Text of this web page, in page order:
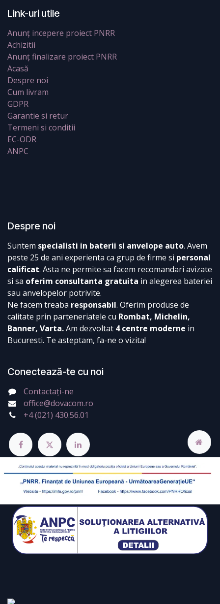
Link-uri utile
Anunț incepere proiect PNRR
Achizitii
Anunț finalizare proiect PNRR
Acasă
Despre noi
Cum livram
GDPR
Garantie si retur
Termeni si conditii
EC-ODR
ANPC
Despre noi
Suntem specialisti in baterii si anvelope auto. Avem
peste 25 de ani experienta ca grup de firme si personal
calificat. Asta ne permite sa facem recomandari avizate
si sa oferim consultanta gratuita in alegerea bateriei
sau anvelopelor potrivite.
Ne facem treaba responsabil. Oferim produse de
calitate prin parteneriatele cu Rombat, Michelin,
Banner, Varta.Am dezvoltat 4 centre moderne in
Bucuresti. Te asteptam, fa-ne o vizita!
Conectează-te cu noi
Contactați-ne
office@dovacom.ro
+4 (021) 430.56.01